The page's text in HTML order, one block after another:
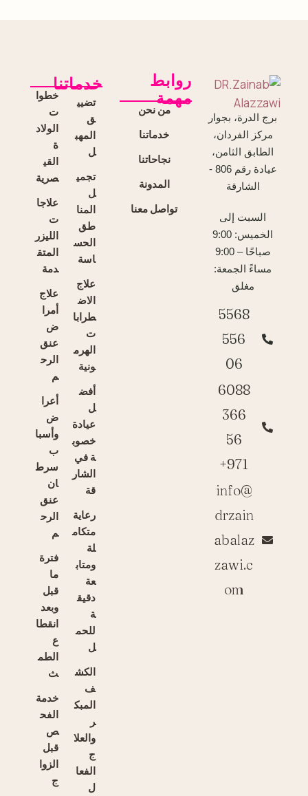
برج الدرة، بجوار
مركز الفردان،
الطابق الثامن،
عيادة رقم 806 -
الشارقة
السبت إلى
الخميس: 9:00
صباحًا – 9:00
مساءً الجمعة:
مغلق
5568
556
06
6088
366
56
971+
info@
drzain
abalaz
zawi.c
om
روابط
مهمة
من نحن
خدماتنا
نجاحاتنا
المدونة
تواصل معنا
خدماتنا
تضيي
ق
المهب
ل
تجمي
ل
المنا
طق
الحس
اسة
علاج
الاض
طرابا
ت
الهرم
ونية
أفض
ل
عيادة
خصوب
ة في
الشار
قة
رعاية
متكام
لة
ومتاب
عة
دقيق
ة
للحم
ل
الكش
ف
المبك
ر
والعلا
ج
الفعا
ل
خطوا
ت
الولاد
ة
القي
صرية
علاجا
ت
الليزر
المتق
دمة
علاج
أمرا
ض
عنق
الرح
م
أعرا
ض
وأسبا
ب
سرط
ان
عنق
الرح
م
فترة
ما
قبل
وبعد
انقطا
ع
الطم
ث
خدمة
الفح
ص
قبل
الزوا
ج